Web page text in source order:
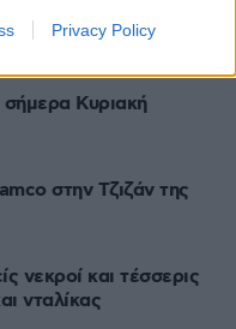
Privacy PolicyΣχολιασμένα
Κυριακή
στην Τζιζάν της
νεκροί και τέσσερις
νταλίκας